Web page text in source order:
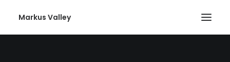
Markus Valley